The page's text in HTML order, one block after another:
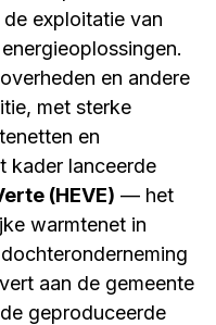
exploitatie van
en andere
met sterke
en
kader lanceerde
(HEVE) — het
warmtenet in
aan de gemeente
geproduceerde